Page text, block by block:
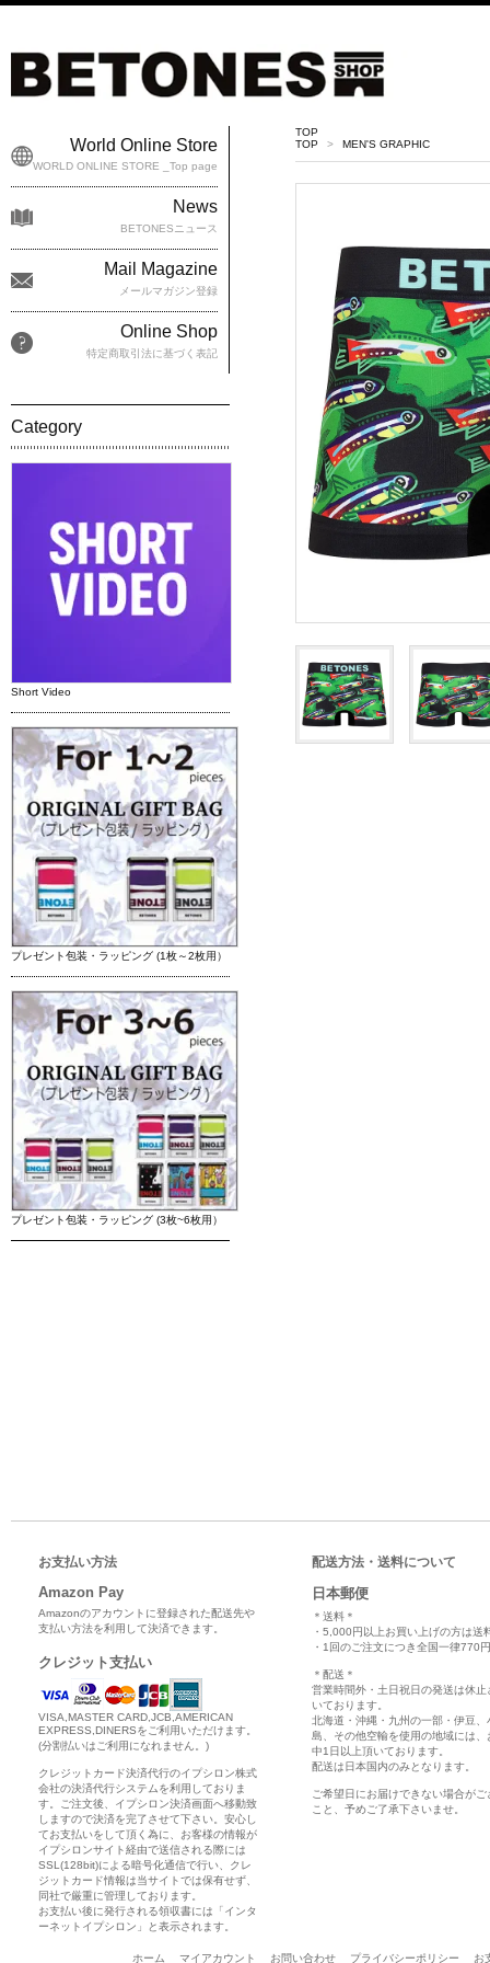
TOP
TOP
> MEN'S GRAPHIC
World Online Store
WORLD ONLINE STORE _Top page
News
BETONESニュース
Mail Magazine
メールマガジン登録
Online Shop
特定商取引法に基づく表記
Category
Short Video
プレゼント包装・ラッピング (1枚～2枚用）
プレゼント包装・ラッピング (3枚~6枚用）
お支払い方法
Amazon Pay
Amazonのアカウントに登録された配送先や
支払い方法を利用して決済できます。
クレジット支払い
VISA,MASTER CARD,JCB,AMERICAN
EXPRESS,DINERSをご利用いただけます。
(分割払いはご利用になれません。)
クレジットカード決済代行のイプシロン株式
会社の決済代行システムを利用しておりま
す。ご注文後、イプシロン決済画面へ移動致
しますので決済を完了させて下さい。安心し
てお支払いをして頂く為に、お客様の情報が
イプシロンサイト経由で送信される際には
SSL(128bit)による暗号化通信で行い、クレ
ジットカード情報は当サイトでは保有せず、
同社で厳重に管理しております。
お支払い後に発行される領収書には「インタ
ーネットイプシロン」と表示されます。
配送方法・送料について
日本郵便
＊送料＊
・5,000円以上お買い上げの方は送
・1回のご注文につき全国一律770
＊配送＊
営業時間外・土日祝日の発送は休止
いております。
北海道・沖縄・九州の一部・伊豆、
島、その他空輸を使用の地域には、
中1日以上頂いております。
配送は日本国内のみとなります。
ご希望日にお届けできない場合がご
こと、予めご了承下さいませ。
ホーム マイアカウント お問い合わせ プライバシーポリシー お